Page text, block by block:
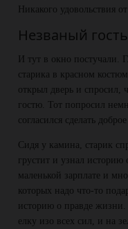
Никакого удовольствия
Незваный
И тут в окно постучали.
старика в красном
открыл дверь и спросил,
гостю. Тот попросил
согласился сделать
Сидя у камина, старик
грустит и узнал историю
маленькой зарплате и
которых надо что-то
историю о правде
елку изо всех сил, и на